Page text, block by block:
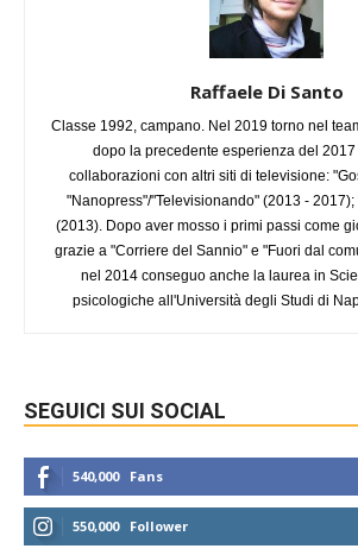
Raffaele Di Santo
Classe 1992, campano. Nel 2019 torno nel
dopo la precedente esperienza del
collaborazioni con altri siti di televisione:
"Nanopress"/"Televisionando" (2013 -
(2013). Dopo aver mosso i primi passi come
grazie a "Corriere del Sannio" e "Fuori dal
nel 2014 conseguo anche la laurea in
psicologiche all'Università degli Studi di
SEGUICI SUI SOCIAL
540,000 Fans
550,000 Follower